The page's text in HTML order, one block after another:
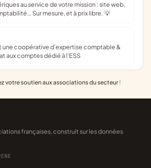
Sur mesure, et à prix libre. 💡
aux comptes dédié à l'ESS
votre soutien aux associations du secteur !